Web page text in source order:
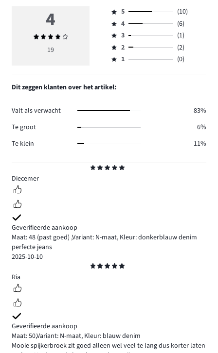
5
Diecemer
Geverifieerde aankoop
Maat: 48 (past goed) ,Variant: N-maat, Kleur: donkerblauw denim
perfecte jeans
2025-10-10
5
Ria
Geverifieerde aankoop
Maat: 50,Variant: N-maat, Kleur: blauw denim
Mooie spijkerbroek zit goed alleen wel veel te lang dus korter laten
4
Gemiddelde
beoordeling
19
Beoordeling
5,
aantal
reviews
10.
5
(10)
Beoordeling
4,
aantal
reviews
4
(6)
Beoordeling
3,
aantal
3
(1)
Beoordeling
2,
2.
2
(2)
Beoordeling
1,
aantal
reviews
1 (0)
Dit zeggen klanten over het artikel:
Valt als verwacht
83%
Te groot
6%
Te klein
11%